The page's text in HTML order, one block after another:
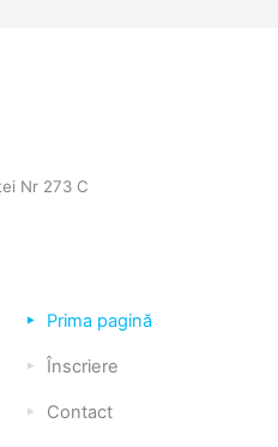
Nr 273 C
Prima pagină
Înscriere
Contact